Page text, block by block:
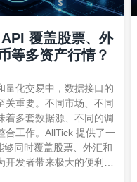
覆盖股票、外
等多资产行情？
量化交易中，数据接口的
关重要。不同市场、不同
着多套数据源、不同的调
合工作。AllTick 提供了一
够同时覆盖股票、外汇和
开发者带来极大的便利…